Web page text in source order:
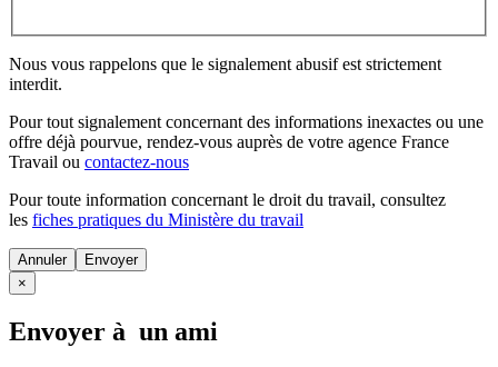
Nous vous rappelons que le signalement abusif est strictement
interdit.
Pour tout signalement concernant des informations inexactes ou une
offre déjà pourvue, rendez-vous auprès de votre agence France
Travail ou contactez-nous
Pour toute information concernant le droit du travail, consultez
les fiches pratiques du Ministère du travail
Annuler
×
Envoyer à un ami